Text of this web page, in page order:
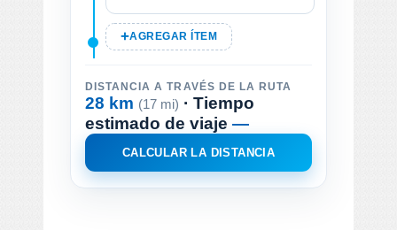
AGREGAR ÍTEM
DISTANCIA A TRAVÉS DE LA RUTA
28 km (17 mi) · Tiempo
estimado de viaje —
CALCULAR LA DISTANCIA